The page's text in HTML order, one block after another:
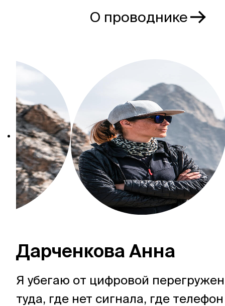
О проводнике
Дарченкова Анна
Я убегаю от цифровой
туда, где нет сигнала, где телефон